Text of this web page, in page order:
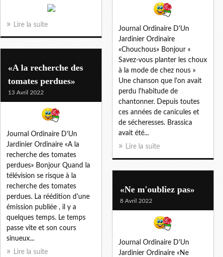
Lire la suite
Journal Ordinaire D'Un
Jardinier Ordinaire
«Chouchous» Bonjour «
Savez-vous planter les choux
à la mode de chez nous »
Une chanson que l'on avait
perdu l'habitude de
chantonner. Depuis toutes
ces années de canicules et
de sécheresses. Brassica
avait été...
Lire la suite
«A la recherche des
tomates perdues»
13 Avril 2022
Journal Ordinaire D'Un
Jardinier Ordinaire «A la
recherche des tomates
perdues» Bonjour Quand la
télévision se risque à la
recherche des tomates
perdues. La réédition d'une
émission publiée , il y a
quelques temps. Le temps
passe vite et son cours
sinueux...
Lire la suite
«Ne m'oubliez pas»
8 Avril 2022
Journal Ordinaire D'Un
Jardinier Ordinaire «Ne